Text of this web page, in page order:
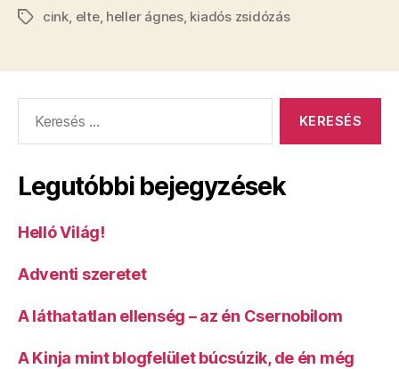
hallgatók”
Címkék
cink, elte, heller ágnes, kiadós zsidózás
Legutóbbi bejegyzések
Helló Világ!
Adventi szeretet
A láthatatlan ellenség – az én Csernobilom
A Kinja mint blogfelület búcsúzik, de én még